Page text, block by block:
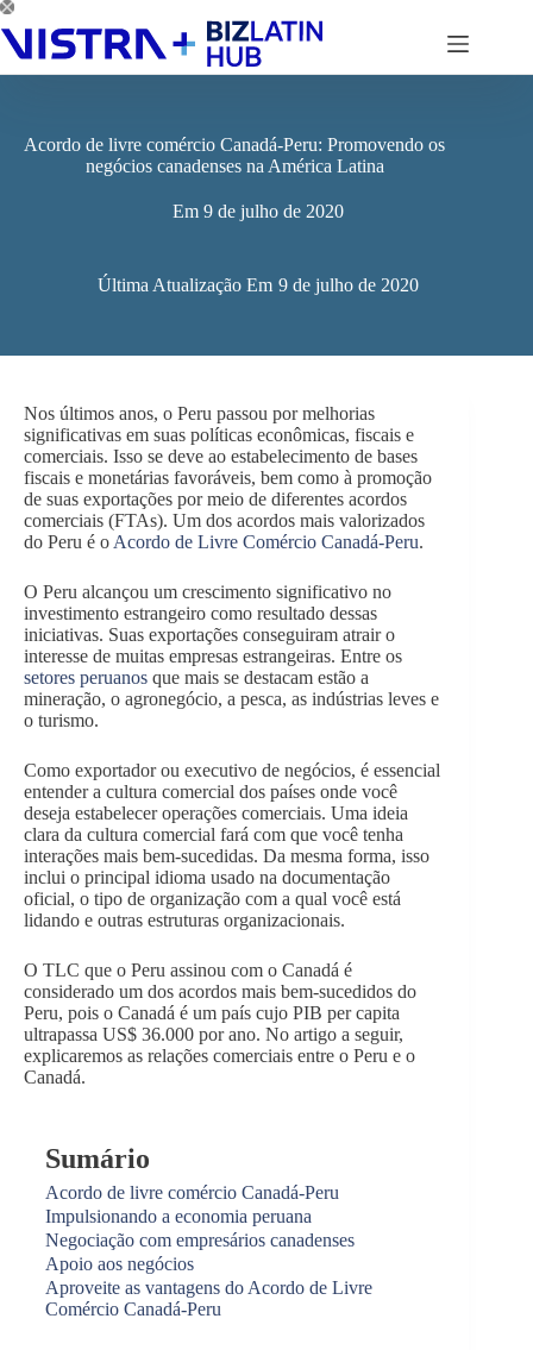
Pular
para
conteúdo
Acordo de livre comércio Canadá-Peru: Promovendo os
negócios canadenses na América Latina
Em 9 de julho de 2020
Última Atualização Em 9 de julho de 2020
Nos últimos anos, o Peru passou por melhorias
significativas em suas políticas econômicas, fiscais e
comerciais. Isso se deve ao estabelecimento de bases
fiscais e monetárias favoráveis, bem como à promoção
de suas exportações por meio de diferentes acordos
comerciais (FTAs). Um dos acordos mais valorizados
do Peru é o Acordo de Livre Comércio Canadá-Peru.
O Peru alcançou um crescimento significativo no
investimento estrangeiro como resultado dessas
iniciativas. Suas exportações conseguiram atrair o
interesse de muitas empresas estrangeiras. Entre os
setores peruanos que mais se destacam estão a
mineração, o agronegócio, a pesca, as indústrias leves e
o turismo.
Como exportador ou executivo de negócios, é essencial
entender a cultura comercial dos países onde você
deseja estabelecer operações comerciais. Uma ideia
clara da cultura comercial fará com que você tenha
interações mais bem-sucedidas. Da mesma forma, isso
inclui o principal idioma usado na documentação
oficial, o tipo de organização com a qual você está
lidando e outras estruturas organizacionais.
O TLC que o Peru assinou com o Canadá é
considerado um dos acordos mais bem-sucedidos do
Peru, pois o Canadá é um país cujo PIB per capita
ultrapassa US$ 36.000 por ano. No artigo a seguir,
explicaremos as relações comerciais entre o Peru e o
Canadá.
Sumário
Acordo de livre comércio Canadá-Peru
Impulsionando a economia peruana
Negociação com empresários canadenses
Apoio aos negócios
Aproveite as vantagens do Acordo de Livre
Comércio Canadá-Peru